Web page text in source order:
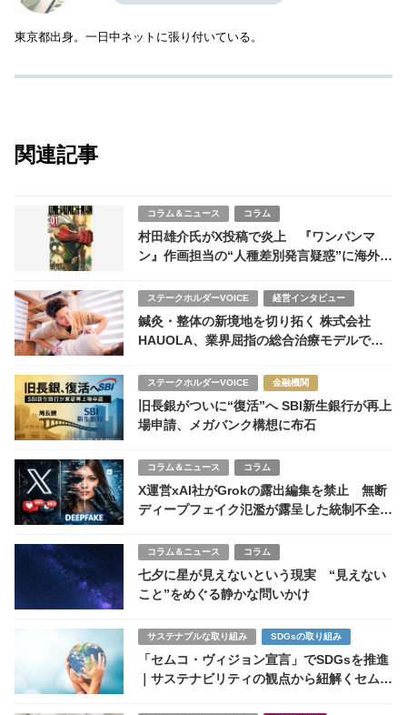
東京都出身。一日中ネットに張り付いている。
関連記事
コラム＆ニュース コラム
村田雄介氏がX投稿で炎上 『ワンパンマ
ン』作画担当の“人種差別発言疑惑”に海外フ
ステークホルダーVOICE 経営インタビュー
鍼灸・整体の新境地を切り拓く 株式会社
HAUOLA、業界屈指の総合治療モデルで成
ステークホルダーVOICE 金融機関
旧長銀がついに“復活”へ SBI新生銀行が再上
場申請、メガバンク構想に布石
コラム＆ニュース コラム
X運営xAI社がGrokの露出編集を禁止 無断
ディープフェイク氾濫が露呈した統制不全と
コラム＆ニュース コラム
七夕に星が見えないという現実 “見えない
こと”をめぐる静かな問いかけ
サステナブルな取り組み SDGsの取り組み
「セムコ・ヴィジョン宣言」でSDGsを推進
｜サステナビリティの観点から紐解くセムコ